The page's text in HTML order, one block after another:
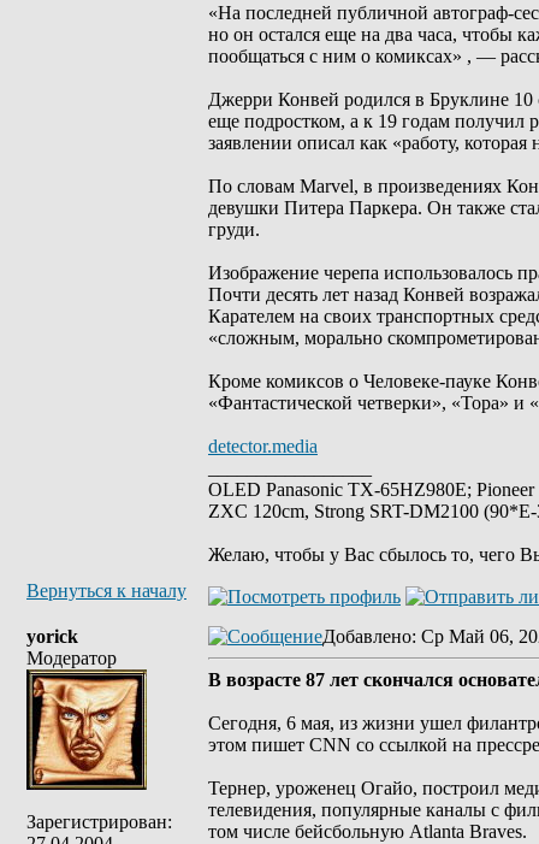
«На последней публичной автограф-
но он остался еще на два часа, чтобы
пообщаться с ним о комиксах» , —
Джерри Конвей родился в Бруклине 10
еще подростком, а к 19 годам получил
заявлении описал как «работу,
По словам Marvel, в произведениях
девушки Питера Паркера. Он также
груди.
Изображение черепа использовалось
Почти десять лет назад Конвей
Карателем на своих транспортных
«сложным, морально
Кроме комиксов о Человеке-пауке
«Фантастической четверки», «Тора» и
detector.media
OLED Panasonic TX-65HZ980E;
ZXC 120cm, Strong SRT-DM2100
Желаю, чтобы у Вас сбылось то, чего
Вернуться к началу
yorick
Модератор
Зарегистрирован:
Добавлено: Ср Май 06,
В возрасте 87 лет скончался
Сегодня, 6 мая, из жизни ушел
этом пишет CNN со ссылкой на
Тернер, уроженец Огайо, построил
телевидения, популярные каналы с
том числе бейсбольную Atlanta Braves.